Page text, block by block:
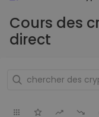
Cours des
direct